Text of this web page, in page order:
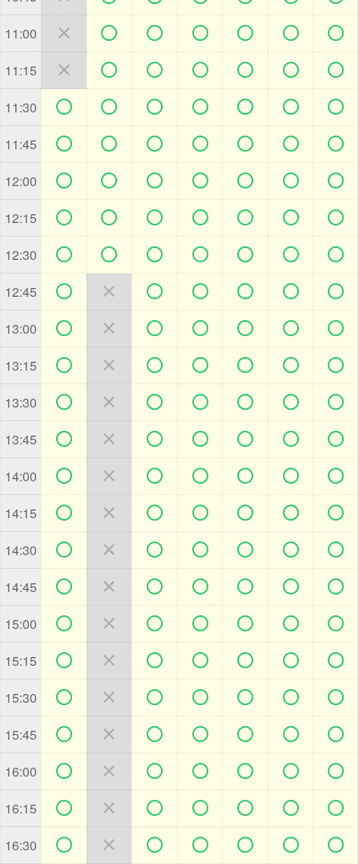
11:00       
11:15       
11:30       
11:45       
12:00       
12:15       
12:30       
12:45       
13:00       
13:15       
13:30       
13:45       
14:00       
14:15       
14:30       
14:45       
15:00       
15:15       
15:30       
15:45       
16:00       
16:15       
16:30       